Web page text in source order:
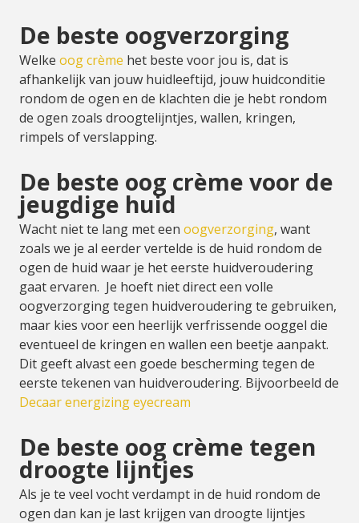
De beste oogverzorging
Welke oog crème het beste voor jou is, dat is
afhankelijk van jouw huidleeftijd, jouw huidconditie
rondom de ogen en de klachten die je hebt rondom
de ogen zoals droogtelijntjes, wallen, kringen,
rimpels of verslapping.
De beste oog crème voor de
jeugdige huid
Wacht niet te lang met een oogverzorging, want
zoals we je al eerder vertelde is de huid rondom de
ogen de huid waar je het eerste huidveroudering
gaat ervaren. Je hoeft niet direct een volle
oogverzorging tegen huidveroudering te gebruiken,
maar kies voor een heerlijk verfrissende ooggel die
eventueel de kringen en wallen een beetje aanpakt.
Dit geeft alvast een goede bescherming tegen de
eerste tekenen van huidveroudering. Bijvoorbeeld de
Decaar energizing eyecream
De beste oog crème tegen
droogte lijntjes
Als je te veel vocht verdampt in de huid rondom de
ogen dan kan je last krijgen van droogte lijntjes